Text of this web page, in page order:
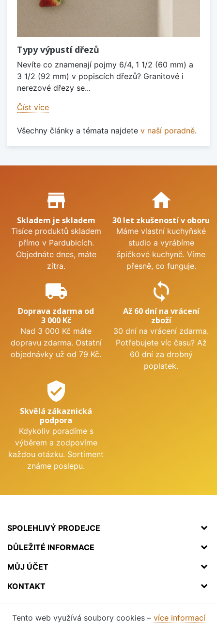
Typy výpustí dřezů
Nevíte co znamenají pojmy 6/4, 1 1/2 (60 mm) a
3 1/2 (92 mm) v popiscích dřezů? Granitové i
nerezové dřezy se...
Číst více
Všechny články a témata najdete v naší poradně.
Proč nakupovat u nás?
store_mall_directory
Skladem je skladem
Tisíce produktů skladem
přímo v Pardubicích.
Objednáte dnes, máte
zítra.
home
30 let zkušeností v oboru
Máme vlastní kuchyňské
studio a vyrábíme
špičkové kuchyně. Víme
přesně, co funguje.
local_shipping
Doprava zdarma od
3 000 Kč
Nad 3 000 Kč máte
dopravu zdarma. Ostatní
objednávky už od 79 Kč.
sync
Až 60 dní na vrácení
zboží
30 dní na vrácení zdarma.
Potřebujete víc času? Až
60 dní za drobný
poplatek.
verified_user
Skvělá zákaznická
podpora
Kdykoliv poradíme s
výběrem a zodpovíme
každou otázku. Sortiment
známe poslepu.
SPOLEHLIVÝ PRODEJCE
DŮLEŽITÉ INFORMACE
MŮJ ÚČET
KONTAKT
Tento web využívá soubory cookies – více informací